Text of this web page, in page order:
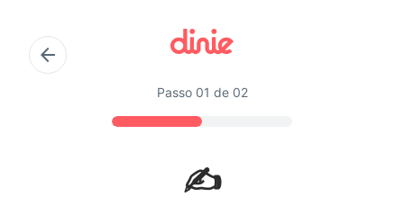
arrow_back
Passo 01 de 02
✍️